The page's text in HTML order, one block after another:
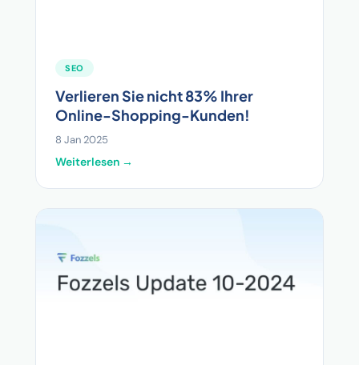
SEO
Verlieren Sie nicht 83% Ihrer
Online-Shopping-Kunden!
8 Jan 2025
Weiterlesen →